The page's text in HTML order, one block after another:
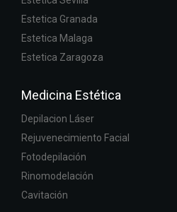
Estetica Granada
Estetica Malaga
Estetica Zaragoza
Medicina Estética
Depilacion Láser
Rejuvenecimiento Facial
Fotodepilación
Rinomodelación
Cavitación